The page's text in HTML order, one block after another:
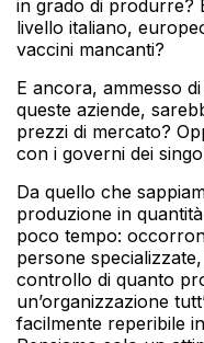
in grado di produrre?
livello italiano,
vaccini mancanti?
E ancora, ammesso
queste aziende,
prezzi di mercato?
con i governi dei
Da quello che
produzione in
poco tempo:
persone
controllo di quanto
un’organizzazione
facilmente reperibile